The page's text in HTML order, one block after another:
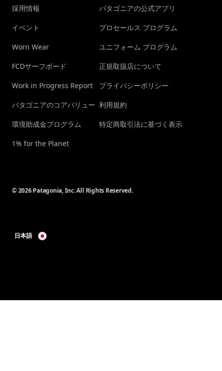
採用情報
イベント
Worn Wear
FCDサーフボード
Work in Progress Report
パタゴニアのコアバリュー
環境助成金プログラム
1% for the Planet
パタゴニアの公式アプリ
プロセールス プログラム
ユニフォーム プログラム
正規取扱店について
プライバシーポリシー
利用規約
特定商取引法に基づく表示
© 2026 Patagonia, Inc. All Rights Reserved.
日本語